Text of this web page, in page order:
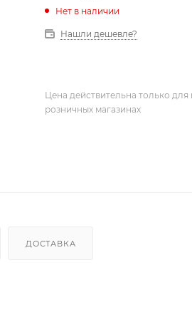
Нет в наличии
Нашли дешевле?
Цена действительна только
розничных магазинах
ДОСТАВКА